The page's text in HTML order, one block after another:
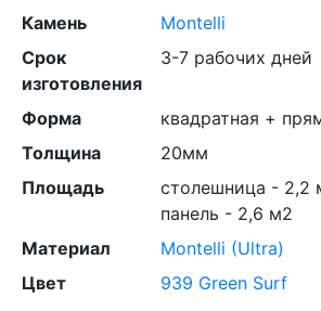
Камень
Montelli
Срок
изготовления
3-7 рабочих дней
Форма
квадратная +
Толщина
20мм
Площадь
столешница - 2,2
панель - 2,6 м2
Материал
Montelli (Ultra)
Цвет
939 Green Surf